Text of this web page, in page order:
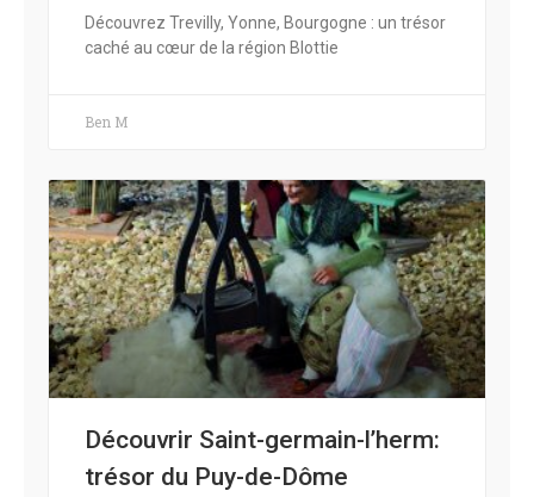
Découvrez Trevilly, Yonne, Bourgogne : un trésor
caché au cœur de la région Blottie
Ben M
Découvrir Saint-germain-l’herm:
trésor du Puy-de-Dôme